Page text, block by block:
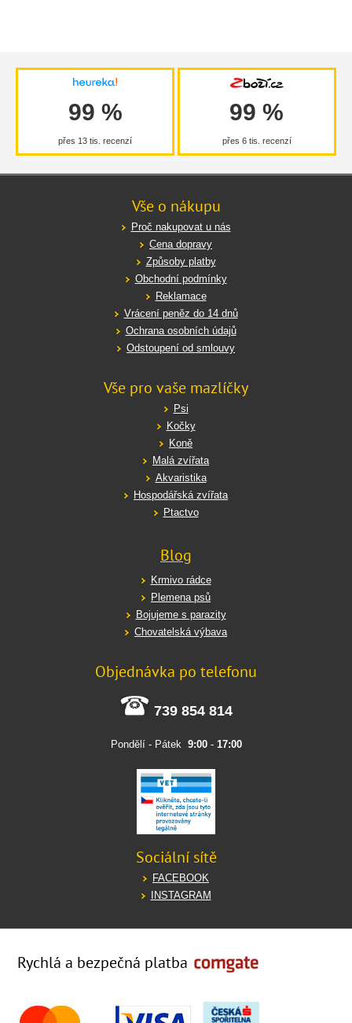
99 %
přes 13 tis. recenzí
99 %
přes 6 tis. recenzí
Vše o nákupu
Proč nakupovat u nás
Cena dopravy
Způsoby platby
Obchodní podmínky
Reklamace
Vrácení peněz do 14 dnů
Ochrana osobních údajů
Odstoupení od smlouvy
Vše pro vaše mazlíčky
Psi
Kočky
Koně
Malá zvířata
Akvaristika
Hospodářská zvířata
Ptactvo
Blog
Krmivo rádce
Plemena psů
Bojujeme s parazity
Chovatelská výbava
Objednávka po telefonu
739 854 814
Pondělí - Pátek 9:00- 17:00
Sociální sítě
FACEBOOK
INSTAGRAM
Rychlá a bezpečná platba